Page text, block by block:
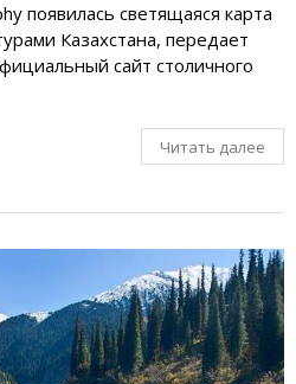
появилась светящаяся карта
Казахстана, передает
сайт столичного
Читать далее